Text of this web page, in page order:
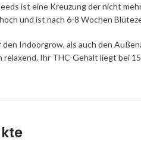
ist eine Kreuzung der nicht
und ist nach 6-8 Wochen
Indoorgrow, als auch den
Ihr THC-Gehalt liegt bei